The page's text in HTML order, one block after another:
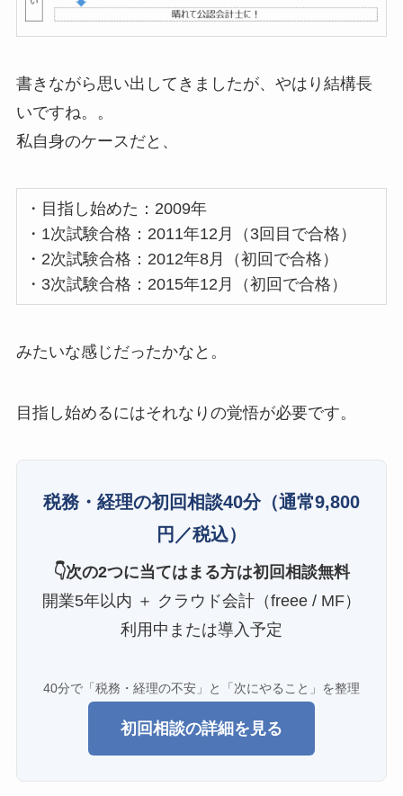
書きながら思い出してきましたが、やはり結構長
いですね。。
私自身のケースだと、
・目指し始めた：2009年
・1次試験合格：2011年12月（3回目で合格）
・2次試験合格：2012年8月（初回で合格）
・3次試験合格：2015年12月（初回で合格）
みたいな感じだったかなと。
目指し始めるにはそれなりの覚悟が必要です。
税務・経理の初回相談40分（通常9,800
円／税込）
👇次の2つに当てはまる方は初回相談無料
開業5年以内 ＋ クラウド会計（freee / MF）
利用中または導入予定
40分で「税務・経理の不安」と「次にやること」を整理
初回相談の詳細を見る